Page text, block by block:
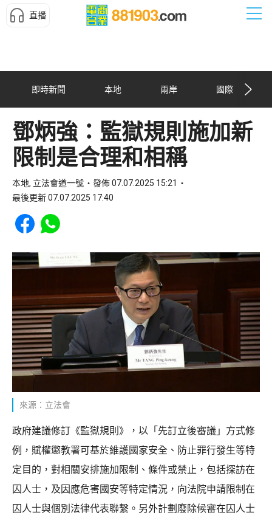
直播
即時新聞 本地 兩岸 國際
鄧炳強：監獄規則施加新
限制是合理和相稱
本地, 立法會道一號
發佈 07.07.2025 15:21
最後更新 07.07.2025 17:40
Share to Facebook
Share to WhatsApp
來源：立法會
政府建議修訂《監獄規則》，以「先訂立後審議」方式修
例，賦權懲教署可基於維護國家安全、防止罪行發生等特
定目的，對相關安排施加限制、條件或禁止，包括探訪在
囚人士，及因應危害國安等特定情況，向法院申請限制在
囚人士與個別法律代表聯繫。另外計劃廢除候審在囚人士